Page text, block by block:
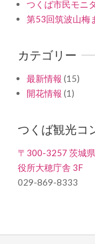
つくば市民モニ
第53回筑波山
カテゴリー
最新情報 (15)
開花情報 (1)
つくば観光コ
〒300-3257 茨城
役所大穂庁舎 3F
029-869-8333